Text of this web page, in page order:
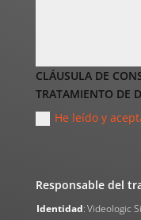
CLÁUSULA DE
TRATAMIENTO DE
He leído y
Responsable del
Identidad:Videologic